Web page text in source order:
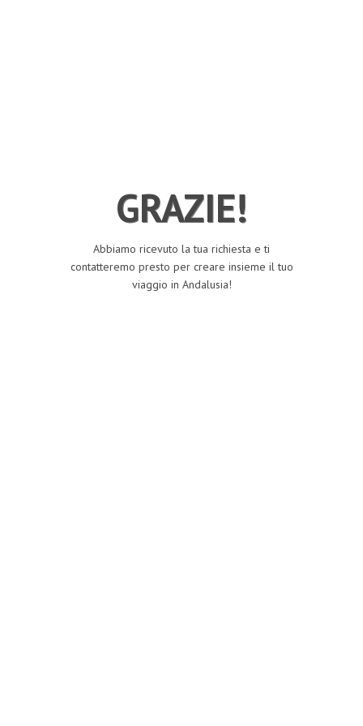
GRAZIE!
Abbiamo ricevuto la tua richiesta e ti
contatteremo presto per creare insieme il tuo
viaggio in Andalusia!